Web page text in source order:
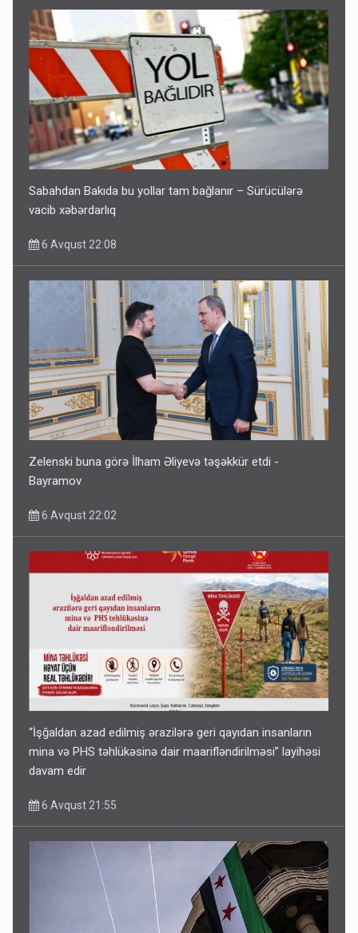
Sabahdan Bakıda bu yollar tam bağlanır – Sürücülərə
vacib xəbərdarlıq
6 Avqust 22:08
Zelenski buna görə İlham Əliyevə təşəkkür etdi -
Bayramov
6 Avqust 22:02
“İşğaldan azad edilmiş ərazilərə geri qayıdan insanların
mina və PHS təhlükəsinə dair maarifləndirilməsi” layihəsi
davam edir
6 Avqust 21:55